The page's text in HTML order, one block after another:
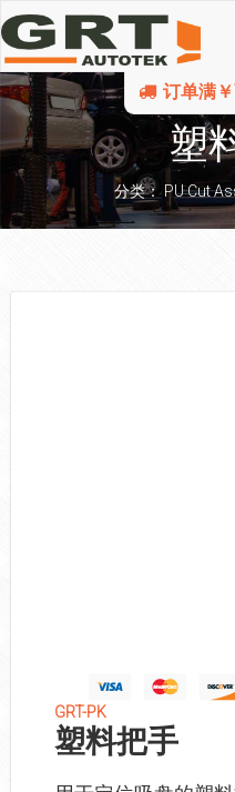
订单满
塑
分类：PU Cut
GRT-PK
塑料把手